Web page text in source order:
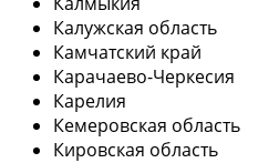
Калужская область
Камчатский край
Карачаево-Черкесия
Карелия
Кемеровская область
Кировская область